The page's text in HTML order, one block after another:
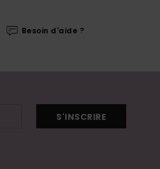
Besoin d'aide ?
S'INSCRIRE